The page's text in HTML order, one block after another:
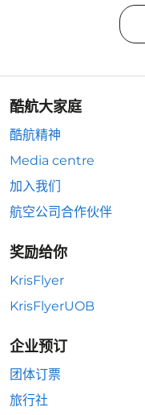
酷航大家庭
酷航精神
Media centre
加入我们
航空公司合作伙伴
奖励给你
KrisFlyer
KrisFlyerUOB
企业预订
团体订票
旅行社